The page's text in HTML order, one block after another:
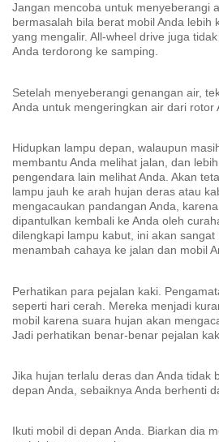
Jangan mencoba untuk menyeberangi
bermasalah bila berat mobil Anda lebih
yang mengalir. All-wheel drive juga
Anda terdorong ke samping.
Setelah menyeberangi genangan air,
Anda untuk mengeringkan air dari rotor
Hidupkan lampu depan, walaupun
membantu Anda melihat jalan, dan
pengendara lain melihat Anda. Akan
lampu jauh ke arah hujan deras atau
mengacaukan pandangan Anda,
dipantulkan kembali ke Anda oleh
dilengkapi lampu kabut, ini akan
menambah cahaya ke jalan dan mobil
Perhatikan para pejalan kaki.
seperti hari cerah. Mereka menjadi
mobil karena suara hujan akan
Jadi perhatikan benar-benar pejalan
Jika hujan terlalu deras dan Anda tidak
depan Anda, sebaiknya Anda berhenti
Ikuti mobil di depan Anda. Biarkan dia